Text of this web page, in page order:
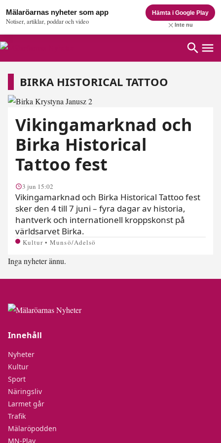
Mälaröarnas nyheter som app
Notiser, artiklar, poddar och video
Hämta i Google Play
Inte nu
Birka Historical Tattoo
BIRKA HISTORICAL TATTOO
Vikingamarknad och
Birka Historical
Tattoo fest
3 jun 15:02
Vikingamarknad och Birka Historical Tattoo fest
sker den 4 till 7 juni – fyra dagar av historia,
hantverk och internationell kroppskonst på
världsarvet Birka.
Kultur • Munsö/Adelsö
Inga nyheter ännu.
Innehåll
Nyheter
Kultur
Sport
Näringsliv
Larmet går
Trafik
Mälaröpodden
MN-Play